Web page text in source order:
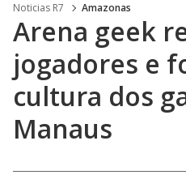
Noticias R7 Amazonas
Arena geek
jogadores e
cultura dos
Manaus